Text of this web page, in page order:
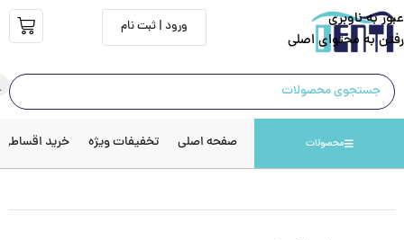
عبور به ناوبری
رفتن به محتوای اصلی
ورود | ثبت نام
محصولات صفحه اصلی تخفیفات ویژه خرید اقساطی